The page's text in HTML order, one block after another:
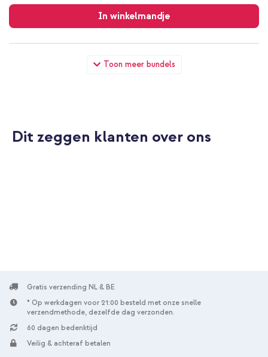
Toon meer bundels
In winkelmandje
verzending
imoshion 360° draaibare Bookcase Samsung Galaxy Tab S10
Plus / Tab S9 FE Plus / Tab S9 Plus - Lichtblauw + Wall Charger -
Plus / Tab S9 FE Plus / Tab S9 Plus - Lichtblauw + Originele S Pen
Galaxy Tab S9 / Plus / Ultra - Zwart
Dit zeggen klanten over ons
Gratis verzending NL & BE
* Op werkdagen voor 21:00 besteld met onze snelle
verzendmethode, dezelfde dag verzonden.
60 dagen bedenktijd
Veilig & achteraf betalen